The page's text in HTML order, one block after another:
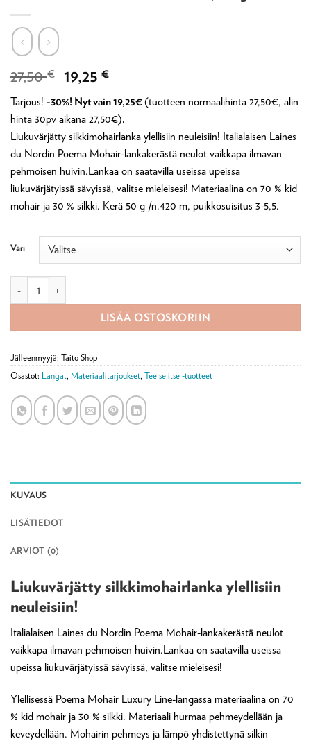
27,50€
Alkuperäinen
oli:
27,50 €.
19,25€
on:
19,25 €.
Tarjous! -30%! Nyt vain 19,25€(tuotteen normaalihinta 27,50€, alin
hinta 30pv aikana 27,50€).
Liukuvärjätty silkkimohairlanka ylellisiin neuleisiin! Italialaisen Laines
du Nordin Poema Mohair-lankakerästä neulot vaikkapa ilmavan
pehmoisen huivin.Lankaa on saatavilla useissa upeissa
liukuvärjätyissä sävyissä, valitse mieleisesi! Materiaalina on 70 % kid
mohair ja 30 % silkki. Kerä 50 g /n.420 m, puikkosuisitus 3-5,5.
Väri
LISÄÄ OSTOSKORIIN
Jälleenmyyjä: Taito Shop
Osastot: Langat, Materiaalitarjoukset, Tee se itse -tuotteet
KUVAUS
LISÄTIEDOT
ARVIOT (0)
Liukuvärjätty silkkimohairlanka ylellisiin
neuleisiin!
Italialaisen Laines du Nordin Poema Mohair-lankakerästä neulot
vaikkapa ilmavan pehmoisen huivin.Lankaa on saatavilla useissa
upeissa liukuvärjätyissä sävyissä, valitse mieleisesi!
Ylellisessä Poema Mohair Luxury Line-langassa materiaalina on 70
% kid mohair ja 30 % silkki. Materiaali hurmaa pehmeydellään ja
keveydellään. Mohairin pehmeys ja lämpö yhdistettynä silkin